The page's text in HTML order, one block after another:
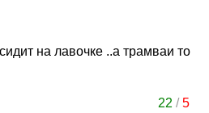
на лавочке ..а трамваи то
22 /5